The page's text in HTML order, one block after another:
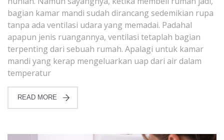
bagian kamar mandi sudah dirancang sedemikian rupa
tanpa ada ventilasi udara yang memadai. Padahal
apapun jenis ruangannya, ventilasi tetaplah bagian
terpenting dari sebuah rumah. Apalagi untuk kamar
mandi yang kerap mengeluarkan uap dari air dalam
temperatur
READ MORE